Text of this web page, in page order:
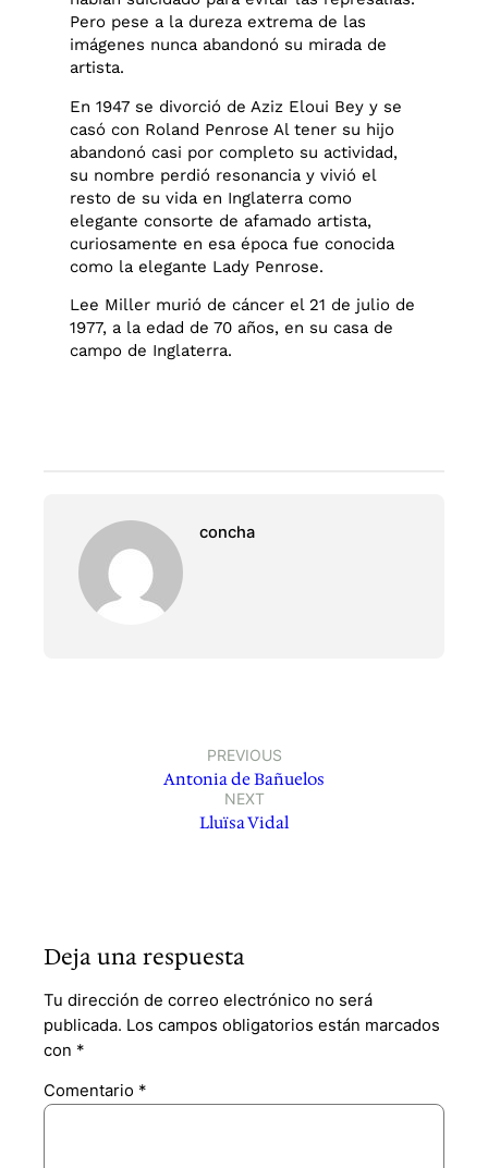
Pero pese a la dureza extrema de las
imágenes nunca abandonó su mirada de
artista.
En 1947 se divorció de Aziz Eloui Bey y se
casó con Roland Penrose Al tener su hijo
abandonó casi por completo su actividad,
su nombre perdió resonancia y vivió el
resto de su vida en Inglaterra como
elegante consorte de afamado artista,
curiosamente en esa época fue conocida
como la elegante Lady Penrose.
Lee Miller murió de cáncer el 21 de julio de
1977, a la edad de 70 años, en su casa de
campo de Inglaterra.
concha
PREVIOUS
Antonia de Bañuelos
NEXT
Lluïsa Vidal
Deja una respuesta
Tu dirección de correo electrónico no será
publicada. Los campos obligatorios están marcados
con *
Comentario *